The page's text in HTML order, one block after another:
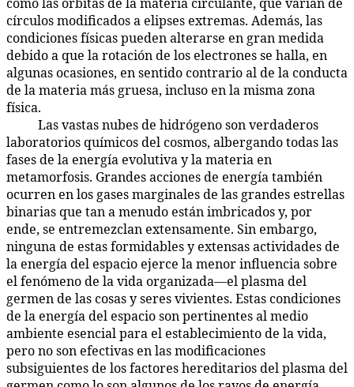
círculos modificados a elipses extremas. Además, las
condiciones físicas pueden alterarse en gran medida
debido a que la rotación de los electrones se halla, en
algunas ocasiones, en sentido contrario al de la conducta
de la materia más gruesa, incluso en la misma zona
física.
Las vastas nubes de hidrógeno son verdaderos
laboratorios químicos del cosmos, albergando todas las
fases de la energía evolutiva y la materia en
metamorfosis. Grandes acciones de energía también
ocurren en los gases marginales de las grandes estrellas
binarias que tan a menudo están imbricados y, por
ende, se entremezclan extensamente. Sin embargo,
ninguna de estas formidables y extensas actividades de
la energía del espacio ejerce la menor influencia sobre
el fenómeno de la vida organizada—el plasma del
germen de las cosas y seres vivientes. Estas condiciones
de la energía del espacio son pertinentes al medio
ambiente esencial para el establecimiento de la vida,
pero no son efectivas en las modificaciones
subsiguientes de los factores hereditarios del plasma del